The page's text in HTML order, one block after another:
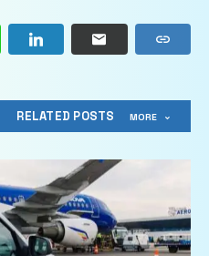
RELATED POSTS MORE